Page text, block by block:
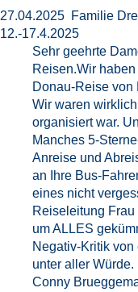
27.04.2025 Familie
12.-17.4.2025
Sehr geehrte
Reisen.Wir
Donau-Reise von
Wir waren
organisiert war.
Manches 5-
Anreise und
an Ihre Bus-
eines nicht
Reiseleitung
um ALLES
Negativ-Kritik
unter aller
Conny